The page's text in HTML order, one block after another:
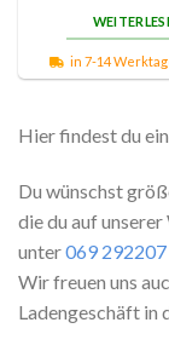
in 7-14
Hier findest du
Du wünschst
die du auf
unter069 292207
Wir freuen uns
Ladengeschäft in